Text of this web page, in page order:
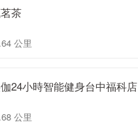
茶
公里
24小時智能健身台中福科店
公里